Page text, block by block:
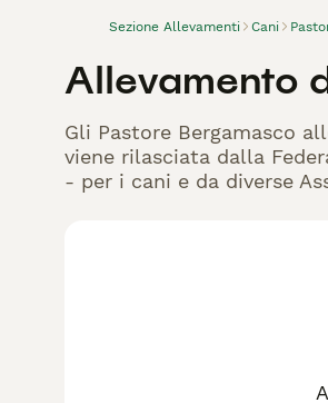
Sezione Allevamenti Cani
Allevamento
Gli Pastore Bergamasco
viene rilasciata dalla
- per i cani e da diverse